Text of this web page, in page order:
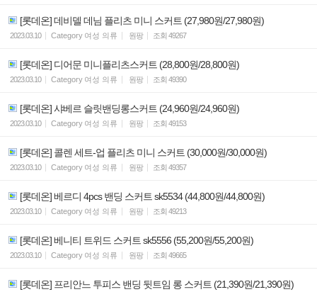
[롯데온] 데비델 데님 플리츠 미니 스커트 (27,980원/27,980원)
2023.03.10 Category 여성 의류 원팡 조회 49267
[롯데온] 디어문 미니플리츠스커트 (28,800원/28,800원)
2023.03.10 Category 여성 의류 원팡 조회 49390
[롯데온] 샤베르 슬릿밴딩롱스커트 (24,960원/24,960원)
2023.03.10 Category 여성 의류 원팡 조회 49153
[롯데온] 콜렌 세트-업 플리츠 미니 스커트 (30,000원/30,000원)
2023.03.10 Category 여성 의류 원팡 조회 49357
[롯데온] 베르디 4pcs 밴딩 스커트 sk5534 (44,800원/44,800원)
2023.03.10 Category 여성 의류 원팡 조회 49213
[롯데온] 베니티 트위드 스커트 sk5556 (55,200원/55,200원)
2023.03.10 Category 여성 의류 원팡 조회 49665
[롯데온] 프리안느 투피스 밴딩 뒷트임 롱 스커트 (21,390원/21,390원)